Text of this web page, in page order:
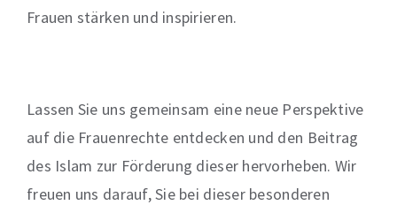
Frauen stärken und inspirieren.
Lassen Sie uns gemeinsam eine neue Perspektive
auf die Frauenrechte entdecken und den Beitrag
des Islam zur Förderung dieser hervorheben. Wir
freuen uns darauf, Sie bei dieser besonderen